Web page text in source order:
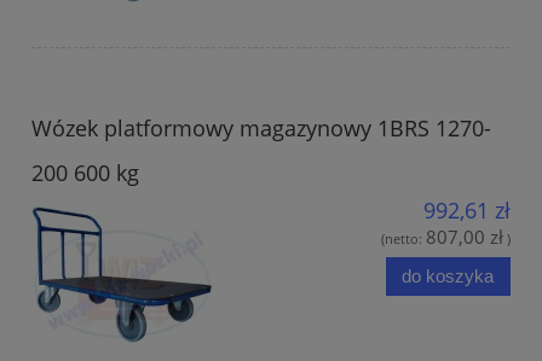
Wózek platformowy magazynowy 1BRS 1270-
200 600 kg
992,61 zł
(netto: 807,00 zł )
do koszyka